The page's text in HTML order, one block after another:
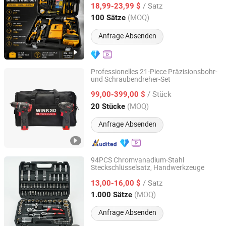
variable Geschwindigkeit für DIY CE
elektrische Schlagbohrmaschine
18,99-23,99 $ / Satz
100 Sätze (MOQ)
Anfrage Absenden
Jiangsu, China Seit 2026
Professionelles 21-Piece Präzisionsbohr-
und Schraubendreher-Set
99,00-399,00 $ / Stück
20 Stücke (MOQ)
Anfrage Absenden
Hangzhou Zenergy Hardware Co., Ltd.
Zhejiang, China Seit 2023
94PCS Chromvanadium-Stahl
Steckschlüsselsatz, Handwerkzeuge
13,00-16,00 $ / Satz
1.000 Sätze (MOQ)
Anfrage Absenden
Hangzhou Sunlight Hardware Co., Ltd.
Zhejiang, China Seit 2017